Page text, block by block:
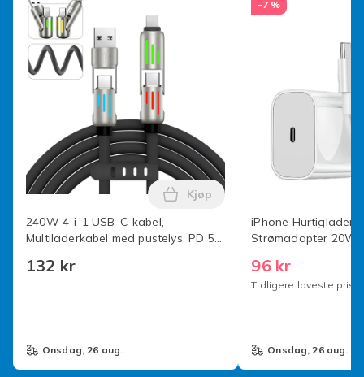
Produktsikkerhetsinformasjon
240W 4-i-1 USB-C-kabel,
Multiladerkabel med pustelys, PD 5A
Kompatibel for iPhone Samsung
132 kr
Legg 240W 4-i-1 USB-C-
Kjøp
onsdag, 26 aug.
-7 %
iPhone Hurtiglader
Strømadapter 20W
for iPhone-
1st 2m laddkabel
96 kr
Tidligere laveste pris:
onsdag, 26 aug.